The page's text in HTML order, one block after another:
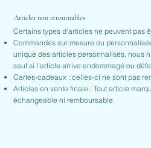
Articles non retournables
Certains types d'articles ne peuvent pas
Commandes sur mesure ou
unique des articles personnalisés, nous
sauf si l’article arrive endommagé ou
Cartes-cadeaux : celles-ci ne sont pas
Articles en vente finale : Tout article
échangeable ni remboursable.